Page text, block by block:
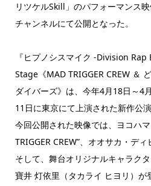
リツケルSkill」のパフォーマンス
チャンネルにて公開となった。
『ヒプノシスマイク -Division
Stage《MAD TRIGGER CREW ＆
ダイバーズ》は、今年4月18日～4
11日に東京にて上演された新作公演
今回公開された映像では、ヨコハ
TRIGGER CREW”、オオサカ・ディ
そして、舞台オリジナルキャラクタ
寶井 灯依里（タカライ ヒヨリ）が